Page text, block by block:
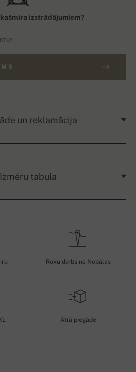
izstrādājumiem?
un reklamācija
Izmēru tabula
Roku darbs no Nepālas
Ātrā piegāde